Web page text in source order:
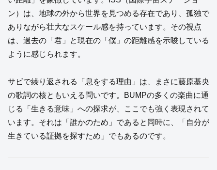
ン）は、地球の外から世界を見つめる存在であり、孤独で
ありながら壮大なスケール感を持っています。その視点
は、過去の「君」と現在の「僕」の距離感を示唆している
ように感じられます。
サビで繰り返される「息をする理由」は、まさに藤原基央
の歌詞の核ともいえる問いです。BUMPの多くの楽曲に通
じる「生きる意味」への探求が、ここでも強く表現されて
います。それは「誰かのため」であると同時に、「自分が
生きている証拠を探すため」でもあるのです。